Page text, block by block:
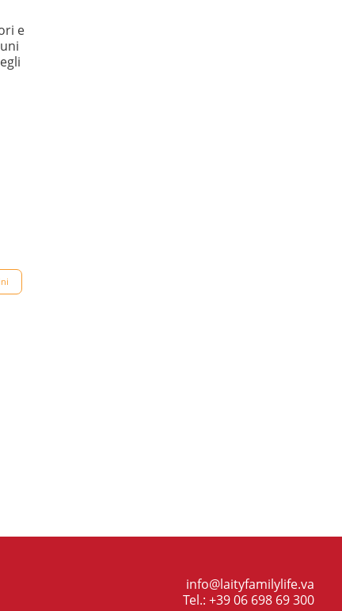
e
info@laityfamilylife.va
Tel.: +39 06 698 69 300